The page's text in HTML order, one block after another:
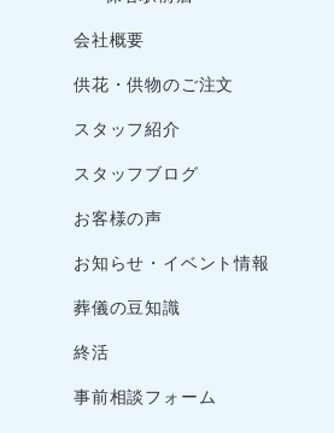
会社概要
供花・供物のご注文
スタッフ紹介
スタッフブログ
お客様の声
お知らせ・イベント情報
葬儀の豆知識
終活
事前相談フォーム